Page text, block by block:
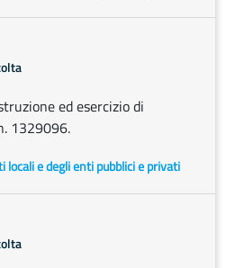
ed esercizio di
1329096.
locali e degli enti pubblici e privati